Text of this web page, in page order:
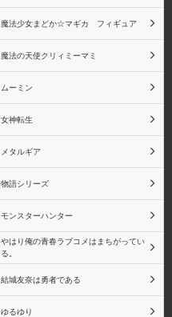
オーキッドシード
Gift
キューズQ
魔法少女まどか☆マギカ フィギュア
魔法の天使クリィミーマミ
ムーミン
女神転生
メタルギア
物語シリーズ
モンスターハンター
やはり俺の青春ラブコメはまちがってい
る。
結城友奈は勇者である
ゆるゆり